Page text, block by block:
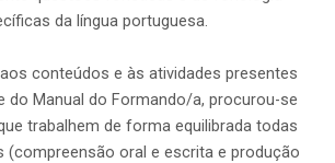
da língua portuguesa.
conteúdos e às atividades presentes
do Manual do Formando/a, procurou-se
trabalhem de forma equilibrada todas
(compreensão oral e escrita e produção